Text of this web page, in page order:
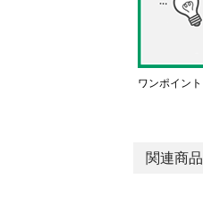
ワンポイン
関連商品